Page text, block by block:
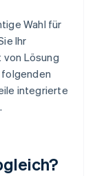
Wahl für
Ihr
Lösung
folgenden
integrierte